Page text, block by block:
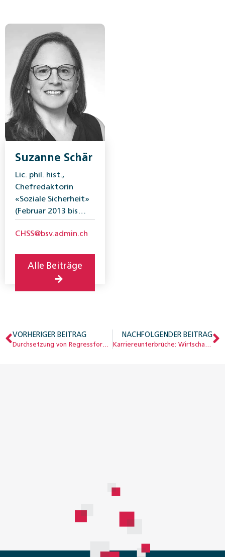
Suzanne Schär
Lic. phil. hist.,
Chefredaktorin
«Soziale Sicherheit»
(Februar 2013 bis
CHSS@bsv.admin.ch
Alle Beiträge
VORHERIGER BEITRAG NACHFOLGENDER BEITRAG